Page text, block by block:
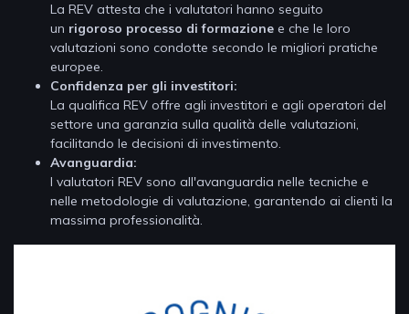
La REV attesta che i valutatori hanno seguito
un rigoroso processo di formazione e che le loro
valutazioni sono condotte secondo le migliori pratiche
europee.
Confidenza per gli investitori:
La qualifica REV offre agli investitori e agli operatori del
settore una garanzia sulla qualità delle valutazioni,
facilitando le decisioni di investimento.
Avanguardia:
I valutatori REV sono all'avanguardia nelle tecniche e
nelle metodologie di valutazione, garantendo ai clienti la
massima professionalità.